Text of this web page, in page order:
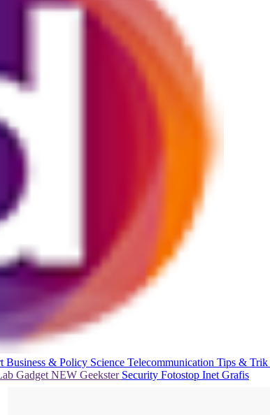
Business & Policy Science Telecommunication Tips & Trik
Gadget NEW Geekster Security Fotostop Inet Grafis